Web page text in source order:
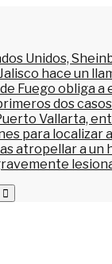
Unidos,
hace un
Fuego obliga
dos
Vallarta,
para localizar
atropellar a un